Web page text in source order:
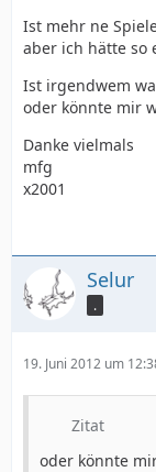
Ist mehr ne
aber ich hätte so
Ist irgendwem
oder könnte mir
Danke vielmals
mfg
x2001
Selur
.
19. Juni 2012 um
Zitat
oder könnte